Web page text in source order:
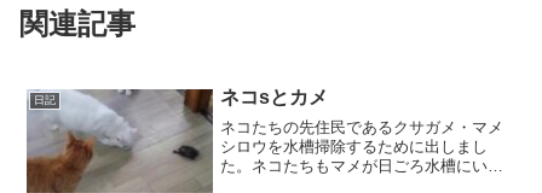
関連記事
日記 ネコsとカメ
ネコたちの先住民であるクサガメ・マメ
シロウを水槽掃除するために出しまし
た。ネコたちもマメが日ごろ水槽にいる